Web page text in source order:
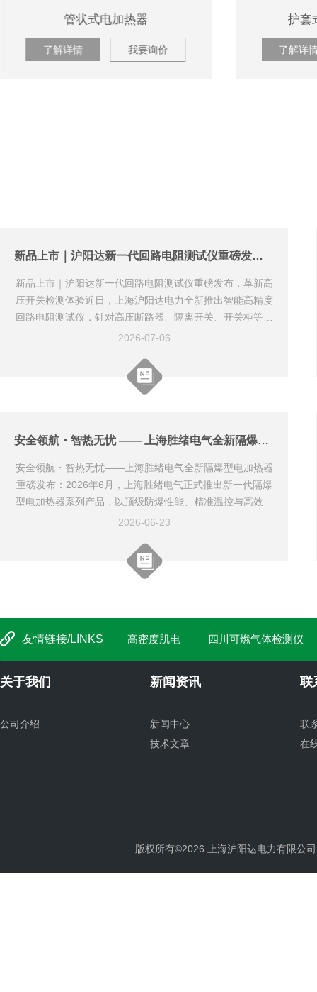
护套式油用电加热器
了解详情 我要询价 了
新品上市｜沪阳达新一代回路电阻测试仪重磅发布，革新高压开关检测体验
新品上市｜沪阳达新一代回路电阻测试仪重磅发布，革新高
压开关检测体验近日，上海沪阳达电力全新推出智能高精度
回路电阻测试仪，针对高压断路器、隔离开关、开关柜等高
压设备回路检测痛点深度迭代，依托大电流输出、微欧级精
工程验收、出厂质检、变电站运维等场景，严格契合GB198
4、IEC62271行业标准，为高压电气设备安全运行提供精准
穿...
2026-07-06
安全领航・智热无忧 —— 上海胜绪电气全新隔爆型电加热器重磅发布
安全领航・智热无忧——上海胜绪电气全新隔爆型电加热器
重磅发布：2026年6月，上海胜绪电气正式推出新一代隔爆
型电加热器系列产品，以顶级防爆性能、精准温控与高效节
能为核心，为石油、化工、煤矿、制药等易燃易爆高危场
B3836国标与IECEx国际标准，采用ExdIIBT4Gb隔爆结构，
外壳选用316L不锈钢与高强度铸铝合金，通过精密间隙设
2026-06-23
友情链接/LINKS 高密度肌电 四川可燃气体检测仪
关于我们
公司介绍
新闻资讯
新闻中心
技术文章
联
联
在
版权所有©2026 上海沪阳达电力有限公